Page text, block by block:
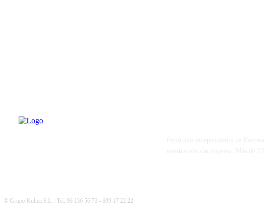
© Grupo Kultea S.L. | Tel. 96 136 56 73 - 699 17 22 22